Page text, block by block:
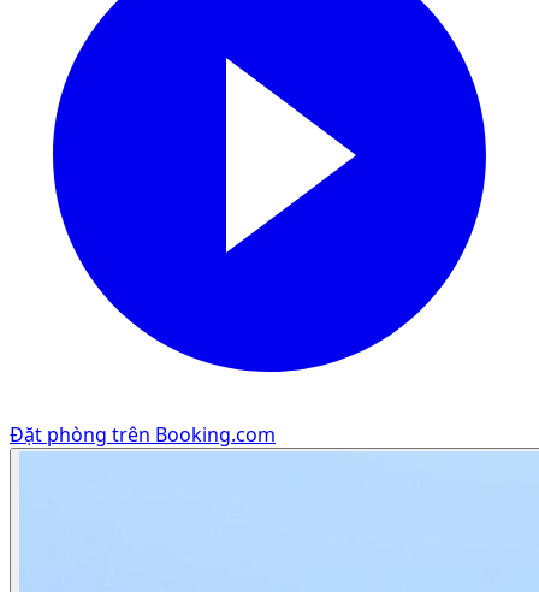
Đặt phòng trên Booking.com